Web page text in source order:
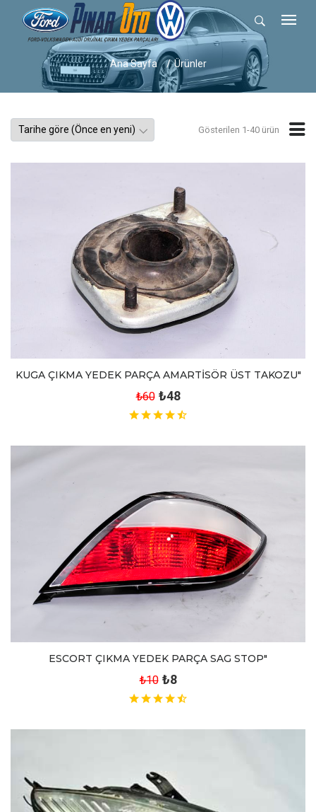
Ana Sayfa Ürünler
Gösterilen 1-40 ürün
KUGA ÇIKMA YEDEK PARÇA AMARTİSÖR ÜST TAKOZU"
₺60 ₺48
ESCORT ÇIKMA YEDEK PARÇA SAG STOP"
₺10 ₺8